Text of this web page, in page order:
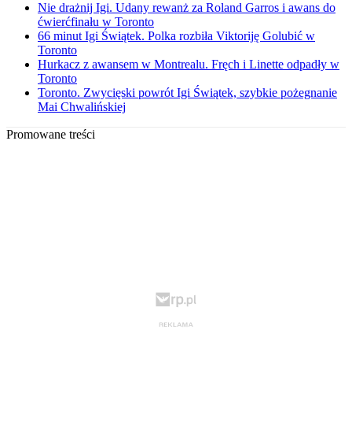
Nie drażnij Igi. Udany rewanż za Roland Garros i awans do
ćwierćfinału w Toronto
66 minut Igi Świątek. Polka rozbiła Viktoriję Golubić w
Toronto
Hurkacz z awansem w Montrealu. Fręch i Linette odpadły w
Toronto
Toronto. Zwycięski powrót Igi Świątek, szybkie pożegnanie
Mai Chwalińskiej
Promowane treści